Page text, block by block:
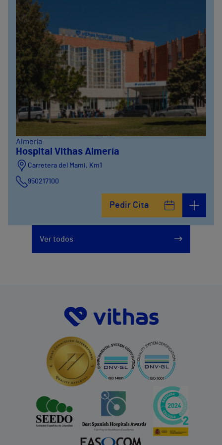
Almería
Hospital Vithas Almería
Carretera del Mami, Km1
950217100
Pedir Cita
Ver todos